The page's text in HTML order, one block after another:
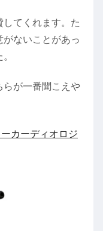
してくれます。た
がないことがあっ
らが一番聞こえや
カーディオロジ